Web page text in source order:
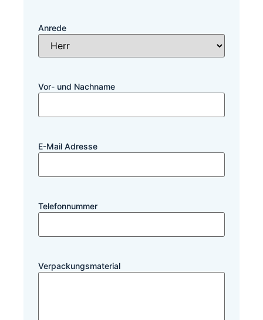
Anrede
Vor- und Nachname
E-Mail Adresse
Telefonnummer
Verpackungsmaterial